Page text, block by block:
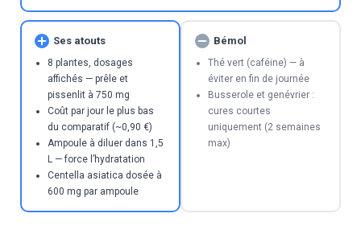
Ses atouts
8 plantes, dosages
affichés — prêle et
pissenlit à 750 mg
Coût par jour le plus bas
du comparatif (~0,90 €)
Ampoule à diluer dans 1,5
L — force l’hydratation
Centella asiatica dosée à
600 mg par ampoule
Bémol
Thé vert (caféine) — à
éviter en fin de journée
Busserole et genévrier :
cures courtes
uniquement (2 semaines
max)